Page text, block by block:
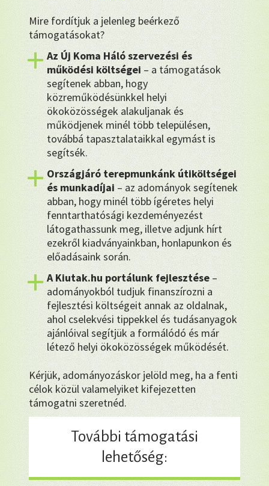
Mire fordítjuk a jelenleg beérkező
támogatásokat?
Az Új Koma Háló szervezési és
működési költségei– a támogatások
segítenek abban, hogy
közreműködésünkkel helyi
ökoközösségek alakuljanak és
működjenek minél több településen,
továbbá tapasztalataikkal egymást is
segítsék.
Országjáró terepmunkánk útiköltségei
és munkadíjai– az adományok segítenek
abban, hogy minél több ígéretes helyi
fenntarthatósági kezdeményezést
látogathassunk meg, illetve adjunk hírt
ezekről kiadványainkban, honlapunkon és
előadásaink során.
A Kiutak.hu portálunk fejlesztése–
adományokból tudjuk finanszírozni a
fejlesztési költségeit annak az oldalnak,
ahol cselekvési tippekkel és tudásanyagok
ajánlóival segítjük a formálódó és már
létező helyi ökoközösségek működését.
Kérjük, adományozáskor jelöld meg, ha a fenti
célok közül valamelyiket kifejezetten
támogatni szeretnéd.
További támogatási
lehetőség: